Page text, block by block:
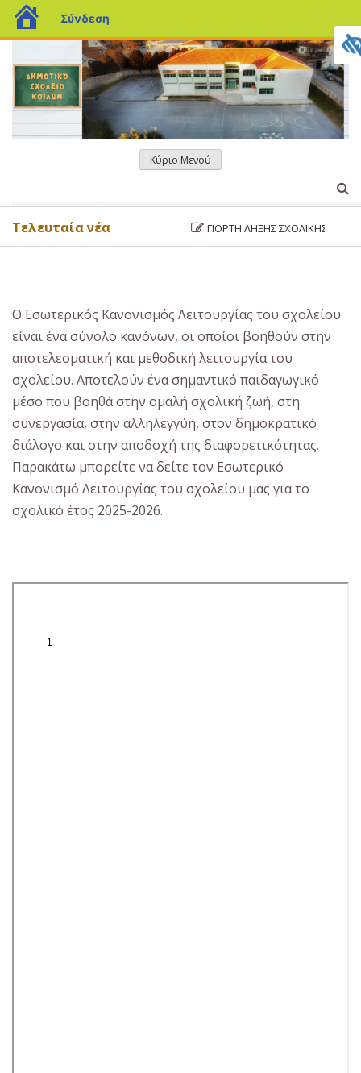
blogs.sch.gr
Σύνδεση
Μετάβαση
σε
περιεχόμενο
Κύριο Μενού
ΓΙΟΡΤΉ ΛΉΞΗΣ ΣΧΟΛΙΚΉΣ
Τελευταία νέα
Ο Εσωτερικός Κανονισμός Λειτουργίας του σχολείου
είναι ένα σύνολο κανόνων, οι οποίοι βοηθούν στην
αποτελεσματική και μεθοδική λειτουργία του
σχολείου. Αποτελούν ένα σημαντικό παιδαγωγικό
μέσο που βοηθά στην ομαλή σχολική ζωή, στη
συνεργασία, στην αλληλεγγύη, στον δημοκρατικό
διάλογο και στην αποδοχή της διαφορετικότητας.
Παρακάτω μπορείτε να δείτε τον Εσωτερικό
Κανονισμό Λειτουργίας του σχολείου μας για το
σχολικό έτος 2025-2026.